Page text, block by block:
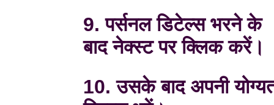
9. पर्सनल डिटेल्स भरने के
बाद नेक्स्ट पर क्लिक करें।
10. उसके बाद अपनी